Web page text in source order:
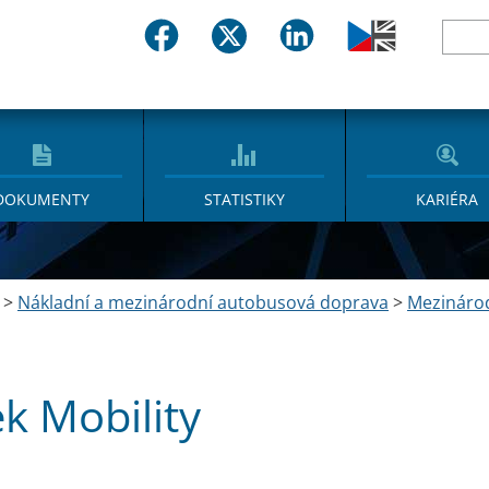
STATISTIKY KARIÉRA
> Nákladní a mezinárodní autobusová doprava >
Mobility